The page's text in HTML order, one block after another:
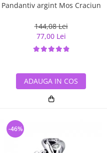
Pandantiv argint Mos Craciun
144,08 Lei
77,00 Lei
ADAUGA IN COS
-46%